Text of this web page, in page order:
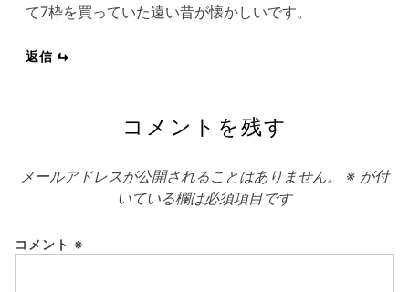
て7枠を買っていた遠い昔が懐かしいです。
返信
コメントを残す
メールアドレスが公開されることはありません。 ※ が付
いている欄は必須項目です
コメント ※